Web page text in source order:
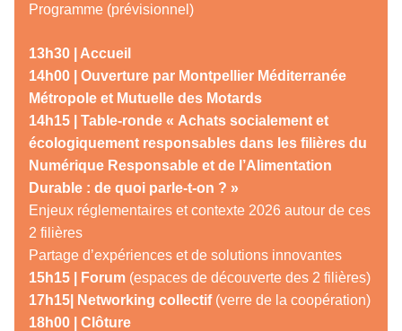
Programme (prévisionnel)
13h30 | Accueil
14h00 | Ouverture par Montpellier Méditerranée
Métropole et Mutuelle des Motards
14h15 | Table-ronde « Achats socialement et
écologiquement responsables dans les filières du
Numérique Responsable et de l’Alimentation
Durable : de quoi parle-t-on ? »
Enjeux réglementaires et contexte 2026 autour de ces
2 filières
Partage d’expériences et de solutions innovantes
15h15 | Forum (espaces de découverte des 2 filières)
17h15| Networking collectif (verre de la coopération)
18h00 | Clôture